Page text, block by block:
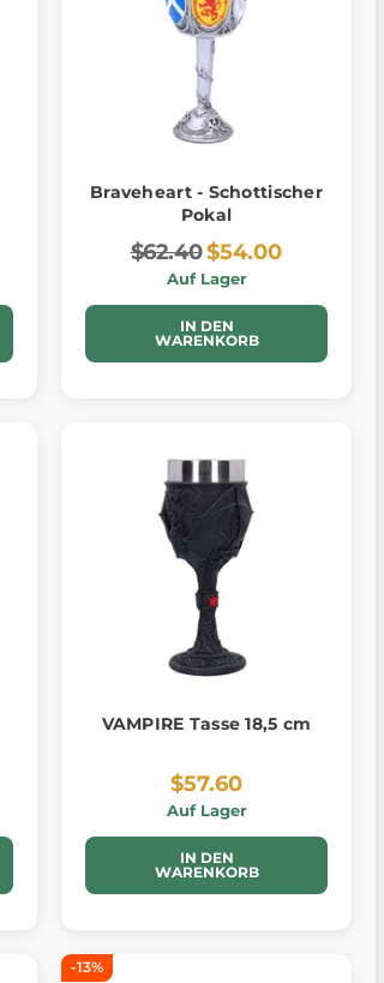
Braveheart - Schottischer
Pokal
$62.40$54.00
Auf Lager
IN DEN
WARENKORB
VAMPIRE Tasse 18,5 cm
$57.60
Auf Lager
IN DEN
WARENKORB
-13%